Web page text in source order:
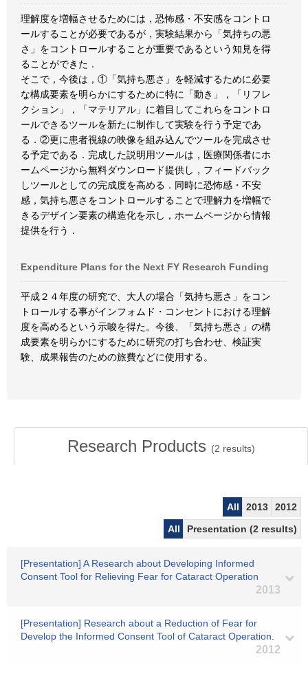
理解度を増幅させるためには，恐怖感・不安感をコントロ
ールすることが必要であるが，実験結果から「気持ちの悪
さ」をコントロールすることが重要であるという知見を得
ることができた．
そこで，今後は，①「気持ち悪さ」を軽減するために必要
な構成要素を明らかにするために特に「動き」，「リフレ
クション」，「マテリアル」に着目してこれらをコントロ
ールできるツールを新たに制作して実験を行う予定であ
る．②更に患者視線の映像を組み込んでツールを完成させ
る予定である．完成した説明用ツールは，医療関係者にホ
ームページから無料ダウンロード提供し，フィードバック
しツールとしての完成度を高める．同時に恐怖感・不安
感，気持ち悪さをコントロールすることで理解力を増幅で
きるデザイン要素の構造化を示し，ホームページから情報
提供を行う．
Expenditure Plans for the Next FY Research Funding
平成２４年度の研究で、大人の場合「気持ち悪さ」をコン
トロールする事がインフォムド・コンセントにおける理解
度を高めるという示唆を得た。今後、「気持ち悪さ」の構
成要素を明らかにするために研究の打ち合わせ、検証実
験、成果報告のための旅費などに使用する。
Research Products (2 results)
All 2013
2012
All
Presentation (2 results)
[Presentation] A Research about Developing Informed
Consent Tool for Relieving Fear for Cataract Operation
2013
[Presentation] Research about a Reduction of Fear for
Develop the Informed Consent Tool of Cataract Operation.
2012